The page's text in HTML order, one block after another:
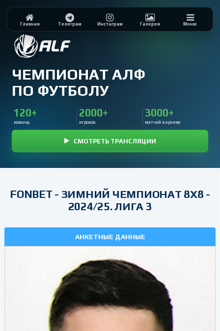
ЧЕМПИОНАТ АЛФ
ПО ФУТБОЛУ
120+
команд
2000+
игроков
3000+
матчей в архиве
СМОТРЕТЬ ТРАНСЛЯЦИИ
Главная Телеграм Инстаграм Галерея Меню
FONBET - ЗИМНИЙ ЧЕМПИОНАТ 8Х8 -
2024/25. ЛИГА 3
АНКЕТНЫЕ ДАННЫЕ